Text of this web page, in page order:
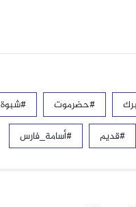
#حضرموت
#شبوة
#قديم #أسامة_فارس